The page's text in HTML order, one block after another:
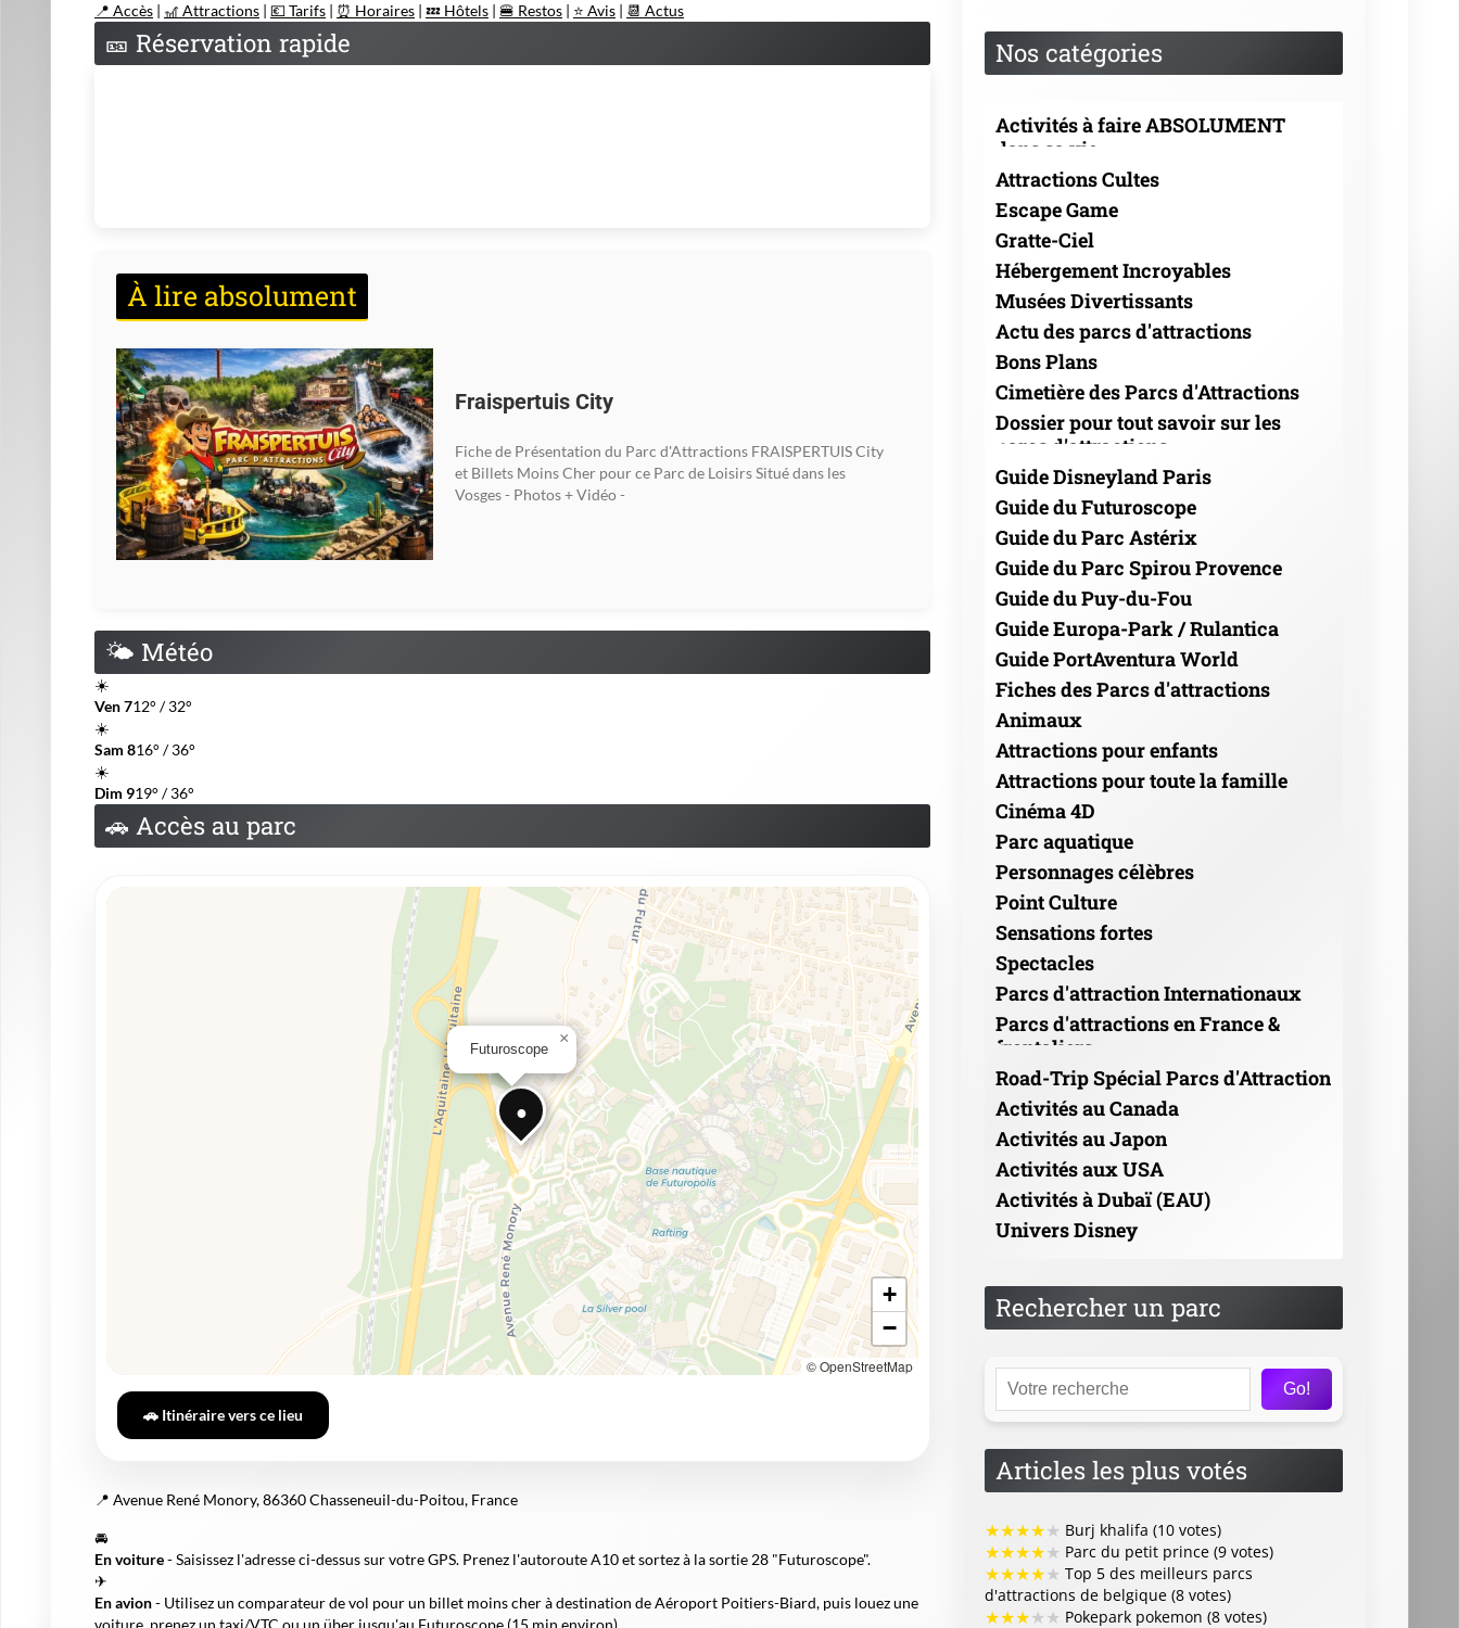
📍 Accès | 🎢 Attractions | 💶 Tarifs | ⏰ Horaires | 💤 Hôtels | 🍔 Restos | ⭐ Avis | 📆 Actus
🎫 Réservation rapide
À lire absolument
Fraispertuis City
Fiche de Présentation du Parc d'Attractions FRAISPERTUIS City
et Billets Moins Cher pour ce Parc de Loisirs Situé dans les
Vosges - Photos + Vidéo -
🌤 Météo
☀️
Ven 712° / 32°
☀️
Sam 816° / 36°
☀️
Dim 919° / 36°
🚗 Accès au parc
●
Futuroscope
×
+
−
© OpenStreetMap
🚗 Itinéraire vers ce lieu
📍 Avenue René Monory, 86360 Chasseneuil-du-Poitou, France
🚘
En voiture- Saisissez l'adresse ci-dessus sur votre GPS. Prenez l'autoroute A10 et sortez à la sortie 28 "Futuroscope".
✈
En avion- Utilisez un comparateur de vol pour un billet moins cher à destination de Aéroport Poitiers-Biard, puis louez une
voiture, prenez un taxi/VTC ou un über jusqu'au Futuroscope (15 min environ)..
Nos catégories
Activités à faire ABSOLUMENT
dans sa vie
Attractions Cultes
Escape Game
Gratte-Ciel
Hébergement Incroyables
Musées Divertissants
Actu des parcs d'attractions
Bons Plans
Cimetière des Parcs d'Attractions
Dossier pour tout savoir sur les
parcs d'attractions
Guide Disneyland Paris
Guide du Futuroscope
Guide du Parc Astérix
Guide du Parc Spirou Provence
Guide du Puy-du-Fou
Guide Europa-Park / Rulantica
Guide PortAventura World
Fiches des Parcs d'attractions
Animaux
Attractions pour enfants
Attractions pour toute la famille
Cinéma 4D
Parc aquatique
Personnages célèbres
Point Culture
Sensations fortes
Spectacles
Parcs d'attraction Internationaux
Parcs d'attractions en France &
frontaliers
Road-Trip Spécial Parcs d'Attraction
Activités au Canada
Activités au Japon
Activités aux USA
Activités à Dubaï (EAU)
Univers Disney
Rechercher un parc
Go!
Articles les plus votés
★★★★★ Burj khalifa (10 votes)
★★★★★ Parc du petit prince (9 votes)
★★★★★ Top 5 des meilleurs parcs
d'attractions de belgique (8 votes)
★★★★★ Pokepark pokemon (8 votes)